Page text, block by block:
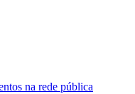
na rede pública